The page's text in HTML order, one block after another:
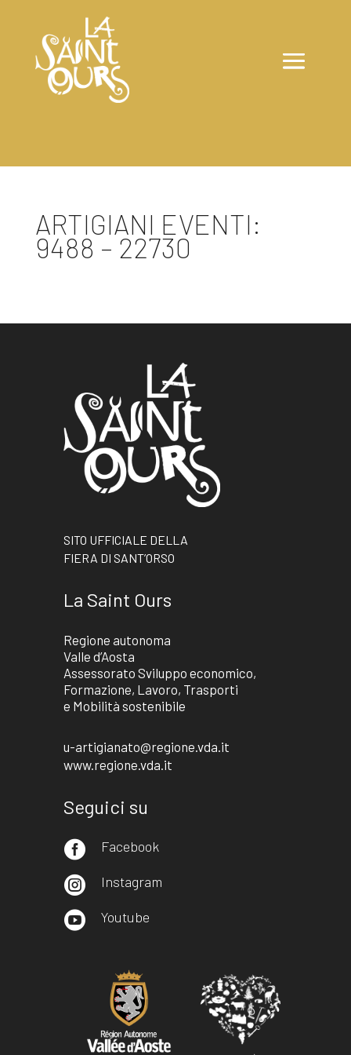
ARTIGIANI EVENTI:
9488 – 22730
SITO UFFICIALE DELLA
FIERA DI SANT’ORSO
La Saint Ours
Regione autonoma
Valle d’Aosta
Assessorato Sviluppo economico,
Formazione, Lavoro, Trasporti
e Mobilità sostenibile
u-artigianato@regione.vda.it
www.regione.vda.it
Seguici su
 Facebook
 Instagram
 Youtube